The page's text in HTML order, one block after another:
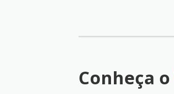
Conheça o